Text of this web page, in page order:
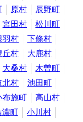
原村
辰野町
宮田村
松川町
羽村
下條村
丘村
大鹿村
大桑村
木曽町
北村
池田町
布施町
高山村
濃町
小川村